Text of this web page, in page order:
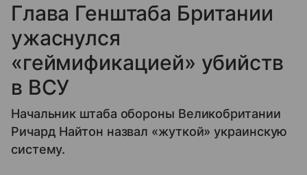
Глава Генштаба Британии
ужаснулся
«геймификацией» убийств
в ВСУ
Начальник штаба обороны Великобритании
Ричард Найтон назвал «жуткой» украинскую
систему.